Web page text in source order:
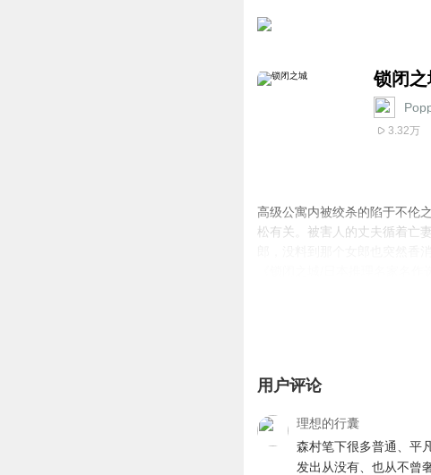
锁闭之
3.32万
高级公寓内被绞杀的陷于不伦
松有关。被害人的丈夫循着亡
《锁闭之城/日本推理名家名
用户评论
理想的行囊
森村笔下很多普通、平
发出从没有、也从不曾